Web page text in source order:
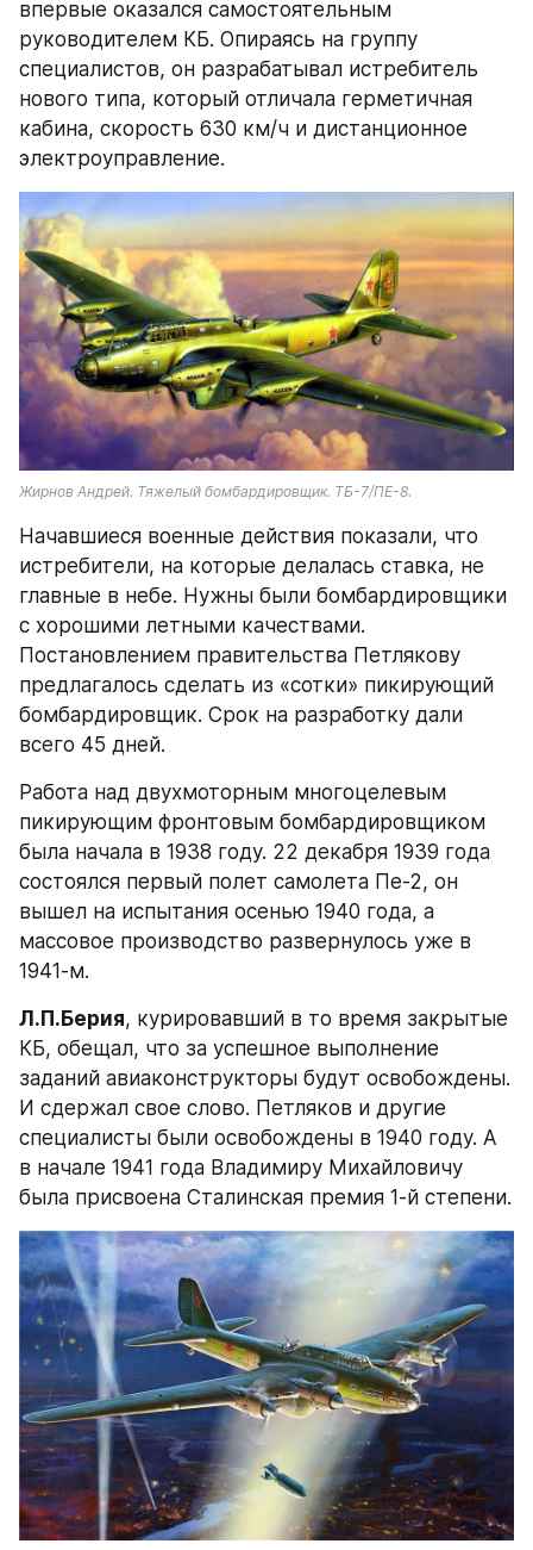
впервые оказался самостоятельным
руководителем КБ. Опираясь на группу
специалистов, он разрабатывал истребитель
нового типа, который отличала герметичная
кабина, скорость 630 км/ч и дистанционное
электроуправление.
Жирнов Андрей. Тяжелый бомбардировщик. ТБ-7/ПЕ-8.
Начавшиеся военные действия показали, что
истребители, на которые делалась ставка, не
главные в небе. Нужны были бомбардировщики
с хорошими летными качествами.
Постановлением правительства Петлякову
предлагалось сделать из «сотки» пикирующий
бомбардировщик. Срок на разработку дали
всего 45 дней.
Работа над двухмоторным многоцелевым
пикирующим фронтовым бомбардировщиком
была начала в 1938 году. 22 декабря 1939 года
состоялся первый полет самолета Пе-2, он
вышел на испытания осенью 1940 года, а
массовое производство развернулось уже в
1941-м.
Л.П.Берия, курировавший в то время закрытые
КБ, обещал, что за успешное выполнение
заданий авиаконструкторы будут освобождены.
И сдержал свое слово. Петляков и другие
специалисты были освобождены в 1940 году. А
в начале 1941 года Владимиру Михайловичу
была присвоена Сталинская премия 1-й степени.